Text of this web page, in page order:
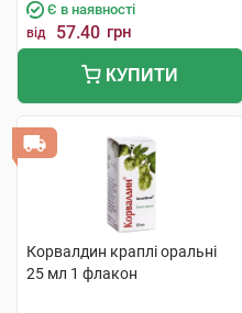
Є в наявності
від 57.40 грн
КУПИТИ
Корвалдин краплі оральні
25 мл 1 флакон